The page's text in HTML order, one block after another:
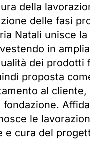
della
delle fasi
Natali unisce
in
dei prodotti
proposta
al cliente,
fondazione.
le
e cura del